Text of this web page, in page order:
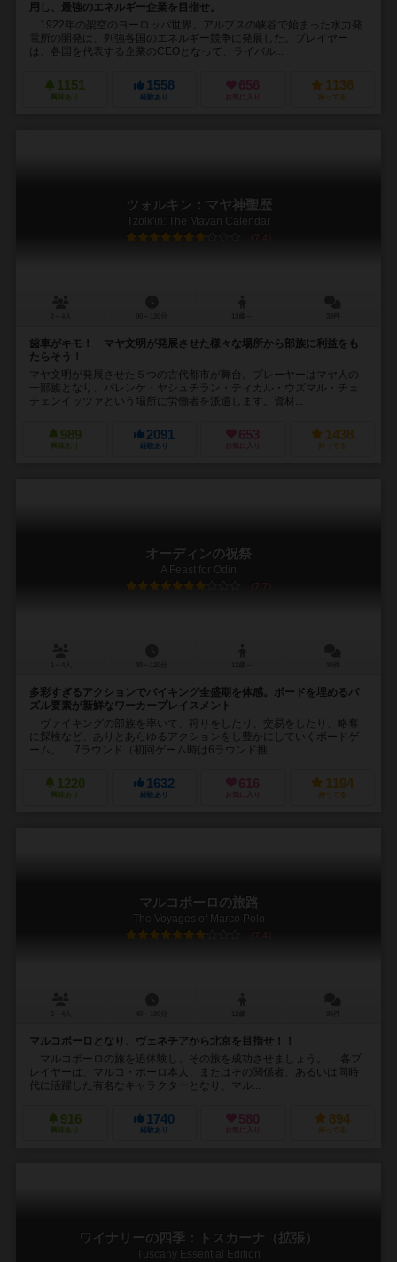
用し、最強のエネルギー企業を目指せ。
1922年の架空のヨーロッパ世界。アルプスの峡谷で始まった水力発
電所の開発は、列強各国のエネルギー競争に発展した。プレイヤー
は、各国を代表する企業のCEOとなって、ライバル...
1151
興味あり
1558
経験あり
656
お気に入り
1136
持ってる
ツォルキン：マヤ神聖歴
Tzolk'in: The Mayan Calendar
7.4
歯車がキモ！ マヤ文明が発展させた様々な場所から部族に利益をも
たらそう！
マヤ文明が発展させた５つの古代都市が舞台。プレーヤーはマヤ人の
一部族となり、パレンケ・ヤシュチラン・ティカル・ウズマル・チェ
チェンイッツァという場所に労働者を派遣します。資材...
989
興味あり
2091
経験あり
653
お気に入り
1438
持ってる
オーディンの祝祭
A Feast for Odin
7.7
多彩すぎるアクションでバイキング全盛期を体感。ボードを埋めるパ
ズル要素が新鮮なワーカープレイスメント
ヴァイキングの部族を率いて、狩りをしたり、交易をしたり、略奪
に探検など、ありとあらゆるアクションをし豊かにしていくボードゲ
ーム。 7ラウンド（初回ゲーム時は6ラウンド推...
1220
興味あり
1632
経験あり
616
お気に入り
1194
持ってる
マルコポーロの旅路
The Voyages of Marco Polo
7.4
マルコポーロとなり、ヴェネチアから北京を目指せ！！
マルコポーロの旅を追体験し、その旅を成功させましょう。 各プ
レイヤーは、マルコ・ポーロ本人、またはその関係者、あるいは同時
代に活躍した有名なキャラクターとなり、マル...
916
興味あり
1740
経験あり
580
お気に入り
894
持ってる
ワイナリーの四季：トスカーナ（拡張）
Tuscany Essential Edition